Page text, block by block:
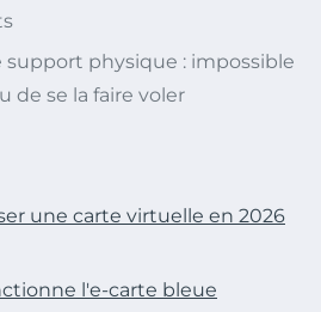
support physique : impossible
de se la faire voler
une carte virtuelle en 2026
l'e-carte bleue